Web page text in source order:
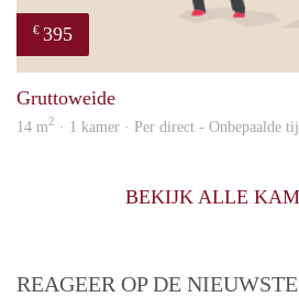
€ 395
Gruttoweide
14 m2 · 1 kamer · Per direct - Onbepaalde
BEKIJK ALLE
REAGEER OP DE